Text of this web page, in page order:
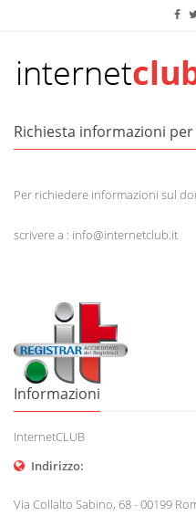
Richiesta informazioni
Per richiedere informazioni sul
scrivere a : info@internetclub.it
Informazioni
InternetCLUB
Indirizzo:
Via Collalto Sabino, 68 - 00199